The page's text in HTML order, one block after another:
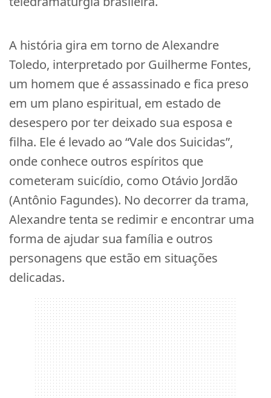
A história gira em torno de Alexandre
Toledo, interpretado por Guilherme Fontes,
um homem que é assassinado e fica preso
em um plano espiritual, em estado de
desespero por ter deixado sua esposa e
filha. Ele é levado ao “Vale dos Suicidas”,
onde conhece outros espíritos que
cometeram suicídio, como Otávio Jordão
(Antônio Fagundes). No decorrer da trama,
Alexandre tenta se redimir e encontrar uma
forma de ajudar sua família e outros
personagens que estão em situações
delicadas.